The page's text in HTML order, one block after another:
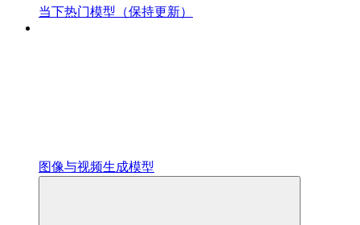
当下热门模型（保持更新）
图像与视频生成模型